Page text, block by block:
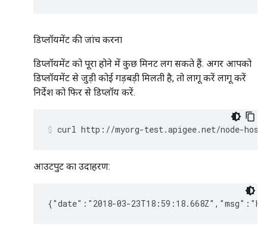
डिप्लॉयमेंट की जांच करना
डिप्लॉयमेंट को पूरा होने में कुछ मिनट लग सकते हैं. अगर आपको
डिप्लॉयमेंट से जुड़ी कोई गड़बड़ी मिलती है, तो लागू करें लागू करें
निर्देश को फिर से डिप्लॉय करें.
curl http://myorg-test.apigee.net/node-
आउटपुट का उदाहरण:
{"date":"2018-03-